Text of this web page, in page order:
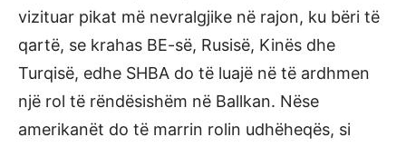
vizituar pikat më nevralgjike në rajon, ku bëri të
qartë, se krahas BE-së, Rusisë, Kinës dhe
Turqisë, edhe SHBA do të luajë në të ardhmen
një rol të rëndësishëm në Ballkan. Nëse
amerikanët do të marrin rolin udhëheqës, si